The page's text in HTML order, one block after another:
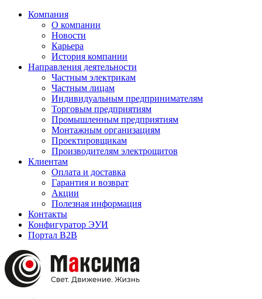
Компания
О компании
Новости
Карьера
История компании
Направления деятельности
Частным электрикам
Частным лицам
Индивидуальным предпринимателям
Торговым предприятиям
Промышленным предприятиям
Монтажным организациям
Проектировщикам
Производителям электрощитов
Клиентам
Оплата и доставка
Гарантия и возврат
Акции
Полезная информация
Контакты
Конфигуратор ЭУИ
Портал B2B